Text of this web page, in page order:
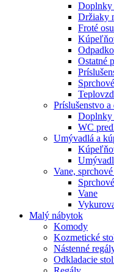
Doplnky
Držiaky
Froté
Ostatné
Príslušenstvo
Doplnky
WC
Umývadlá a
Vane,
Vane
Malý nábytok
Komody
Kozmetické
Nástenné
Odkladacie